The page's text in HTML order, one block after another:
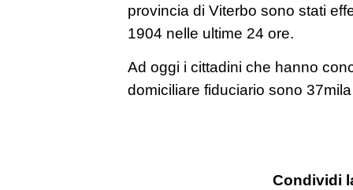
provincia di Viterbo sono stati
1904 nelle ultime 24 ore.
Ad oggi i cittadini che hanno
domiciliare fiduciario sono 37mila
Condividi